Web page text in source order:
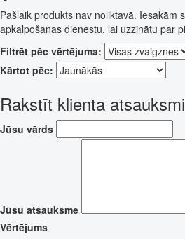
Pašlaik produkts nav noliktavā. Iesakām
apkalpošanas dienestu, lai uzzinātu par
Filtrēt pēc vērtējuma:
Kārtot pēc:
Rakstīt klienta atsauksmi
Jūsu vārds
Jūsu atsauksme
Vērtējums